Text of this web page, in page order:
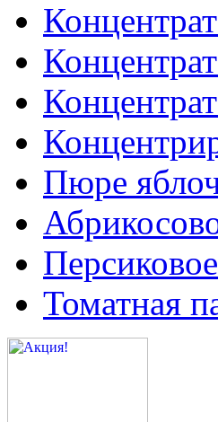
Пюре
Томатная